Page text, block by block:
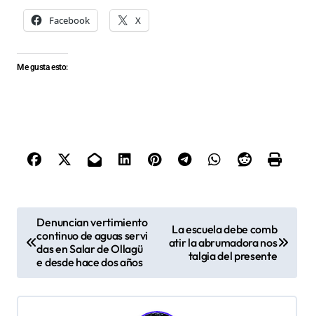
Facebook X
Me gusta esto:
Denuncian vertimiento
continuo de aguas servi
das en Salar de Ollagü
e desde hace dos años
La escuela debe comb
atir la abrumadora nos
talgia del presente